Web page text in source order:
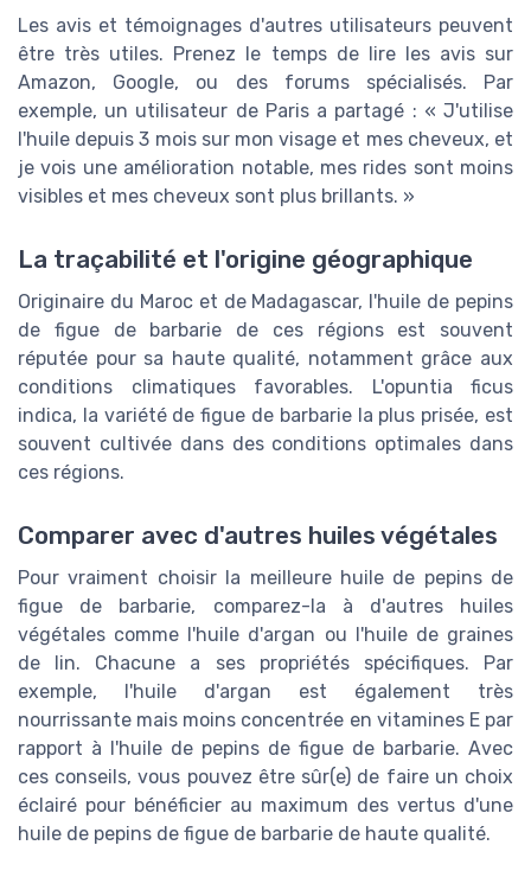
Les avis et témoignages d'autres utilisateurs peuvent
être très utiles. Prenez le temps de lire les avis sur
Amazon, Google, ou des forums spécialisés. Par
exemple, un utilisateur de Paris a partagé : « J'utilise
l'huile depuis 3 mois sur mon visage et mes cheveux, et
je vois une amélioration notable, mes rides sont moins
visibles et mes cheveux sont plus brillants. »
La traçabilité et l'origine géographique
Originaire du Maroc et de Madagascar, l'huile de pepins
de figue de barbarie de ces régions est souvent
réputée pour sa haute qualité, notamment grâce aux
conditions climatiques favorables. L'opuntia ficus
indica, la variété de figue de barbarie la plus prisée, est
souvent cultivée dans des conditions optimales dans
ces régions.
Comparer avec d'autres huiles végétales
Pour vraiment choisir la meilleure huile de pepins de
figue de barbarie, comparez-la à d'autres huiles
végétales comme l'huile d'argan ou l'huile de graines
de lin. Chacune a ses propriétés spécifiques. Par
exemple, l'huile d'argan est également très
nourrissante mais moins concentrée en vitamines E par
rapport à l'huile de pepins de figue de barbarie. Avec
ces conseils, vous pouvez être sûr(e) de faire un choix
éclairé pour bénéficier au maximum des vertus d'une
huile de pepins de figue de barbarie de haute qualité.